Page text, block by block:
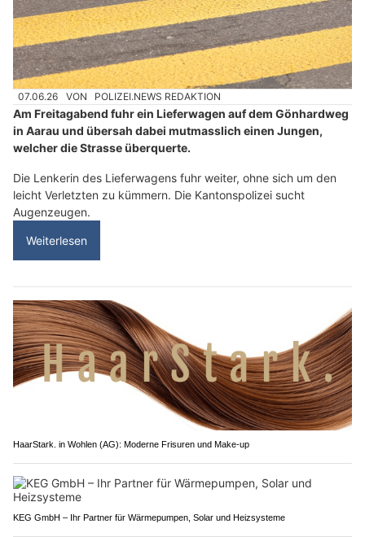
07.06.26 VON POLIZEI.NEWS REDAKTION
Am Freitagabend fuhr ein Lieferwagen auf dem Gönhardweg
in Aarau und übersah dabei mutmasslich einen Jungen,
welcher die Strasse überquerte.
Die Lenkerin des Lieferwagens fuhr weiter, ohne sich um den
leicht Verletzten zu kümmern. Die Kantonspolizei sucht
Augenzeugen.
Weiterlesen
HaarStark. in Wohlen (AG): Moderne Frisuren und Make-up
KEG GmbH – Ihr Partner für Wärmepumpen, Solar und Heizsysteme